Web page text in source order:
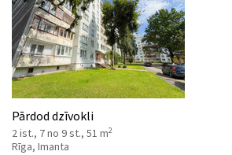
Pārdod dzīvokli
2 ist., 7 no 9 st., 51 m2
Rīga, Imanta